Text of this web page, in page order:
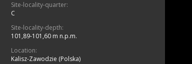
Site-locality-quarter:
C
Site-locality-depth:
101,89-101,60 m n.p.m.
Location:
Kalisz-Zawodzie (Polska)